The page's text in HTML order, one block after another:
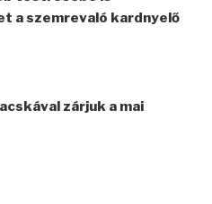
a szemrevaló kardnyelő
zárjuk a mai